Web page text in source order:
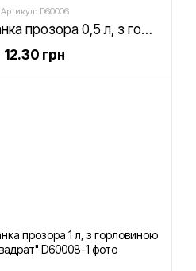
Артикул: D60006
Пластикова банка прозора 0,5 л, з горловиною 63 мм, "циліндр"
12.30 грн